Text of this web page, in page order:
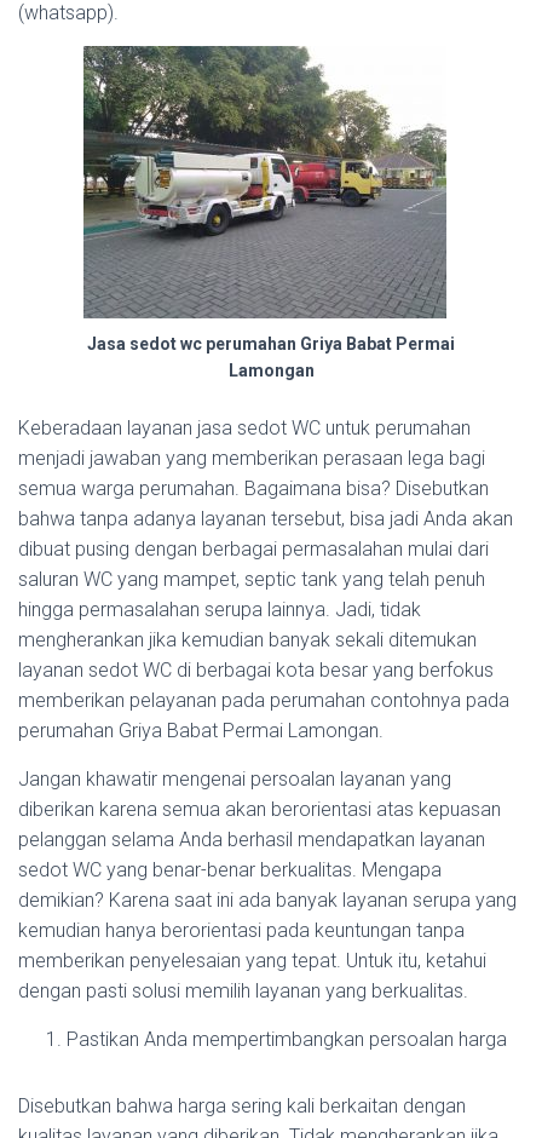
(whatsapp).
Jasa sedot wc perumahan Griya Babat Permai
Lamongan
Keberadaan layanan jasa sedot WC untuk perumahan
menjadi jawaban yang memberikan perasaan lega bagi
semua warga perumahan. Bagaimana bisa? Disebutkan
bahwa tanpa adanya layanan tersebut, bisa jadi Anda akan
dibuat pusing dengan berbagai permasalahan mulai dari
saluran WC yang mampet, septic tank yang telah penuh
hingga permasalahan serupa lainnya. Jadi, tidak
mengherankan jika kemudian banyak sekali ditemukan
layanan sedot WC di berbagai kota besar yang berfokus
memberikan pelayanan pada perumahan contohnya pada
perumahan Griya Babat Permai Lamongan.
Jangan khawatir mengenai persoalan layanan yang
diberikan karena semua akan berorientasi atas kepuasan
pelanggan selama Anda berhasil mendapatkan layanan
sedot WC yang benar-benar berkualitas. Mengapa
demikian? Karena saat ini ada banyak layanan serupa yang
kemudian hanya berorientasi pada keuntungan tanpa
memberikan penyelesaian yang tepat. Untuk itu, ketahui
dengan pasti solusi memilih layanan yang berkualitas.
Pastikan Anda mempertimbangkan persoalan harga
Disebutkan bahwa harga sering kali berkaitan dengan